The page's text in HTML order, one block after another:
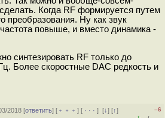
Когда RF формируется путем
преобразования. Ну как звук
частота повыше, и вместо динамика -
синтезировать RF только до
Более скоростные DAC редкость и
2018 [ответить] [ ﹢﹢﹢] [ · · ·][↓] [↑]
–6